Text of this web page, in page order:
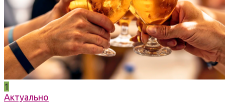
1
Актуально